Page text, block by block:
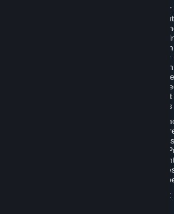
Wenn Ihre Nutzung von Steam oder
über Steam einer beliebigen Art von
Umsatzsteuer unterliegt, kann Valve
zusätzlich zu den in den
Abonnement- oder sonstigen
stellen. Alle Gebühren auf Steam in
und im Vereinigten Königreich
britische Umsatzsteuer
erhobenen Mehrwertsteuerbeträge
Mehrwertsteuer wider, die auf den
Diensten, Hardware oder Abonnements
Sie verpflichten sich, weder IP-Proxys
Methoden zu verwenden, weder um
verschleiern, noch um geografische
Spielinhalte zu umgehen, noch um zu
oder zu kaufen, die für Ihre Region
andere Zwecke. Wenn Sie gegen
kann Valve Ihren Zugriff auf Ihr Konto
B. Verantwortung für Gebühren, die